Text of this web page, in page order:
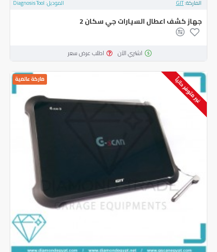
الماركة:GIT الموديل: Diagnosis Tool
جهاز كشف اعطال السيارات جي سكان 2
اشتري الآن اطلب عرض سعر
ماركة عالمية غير متوفر حالياً